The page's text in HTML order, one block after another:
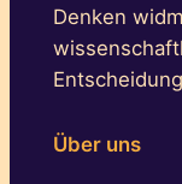
Denken
Über uns